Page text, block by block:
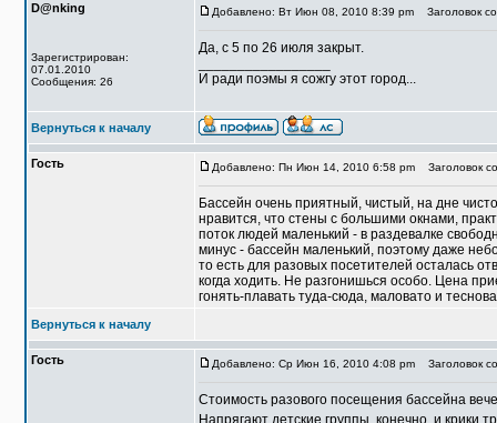
D@nking
Зарегистрирован:
07.01.2010
Сообщения: 26
Добавлено: Вт Июн 08, 2010 8:39 pm Заголовок
Да, с 5 по 26 июля закрыт.
И ради поэмы я сожгу этот город...
Вернуться к началу
Гость Добавлено: Пн Июн 14, 2010 6:58 pm Заголовок
Бассейн очень приятный, чистый, на дне
нравится, что стены с большими окнами,
поток людей маленький - в раздевалке
минус - бассейн маленький, поэтому даже
то есть для разовых посетителей осталась
когда ходить. Не разгонишься особо. Цена
гонять-плавать туда-сюда, маловато и
Вернуться к началу
Гость Добавлено: Ср Июн 16, 2010 4:08 pm Заголовок
Стоимость разового посещения бассейна
Напрягают детские группы, конечно, и крики